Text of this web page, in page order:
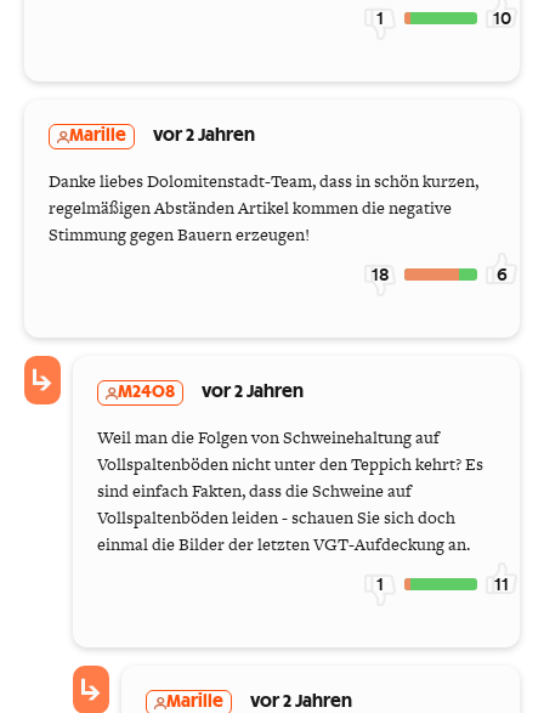
1 10
Marille vor 2 Jahren
Danke liebes Dolomitenstadt-Team, dass in schön kurzen,
regelmäßigen Abständen Artikel kommen die negative
Stimmung gegen Bauern erzeugen!
18 6
M2408 vor 2 Jahren
Weil man die Folgen von Schweinehaltung auf
Vollspaltenböden nicht unter den Teppich kehrt? Es
sind einfach Fakten, dass die Schweine auf
Vollspaltenböden leiden - schauen Sie sich doch
einmal die Bilder der letzten VGT-Aufdeckung an.
1 11
Marille vor 2 Jahren